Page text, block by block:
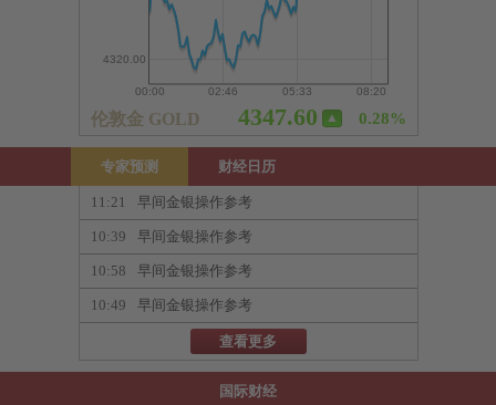
专家预测 财经日历
11:21 早间金银操作参考
10:39 早间金银操作参考
10:58 早间金银操作参考
10:49 早间金银操作参考
查看更多
国际财经